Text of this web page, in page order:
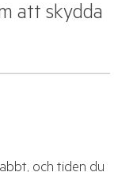
att skydda